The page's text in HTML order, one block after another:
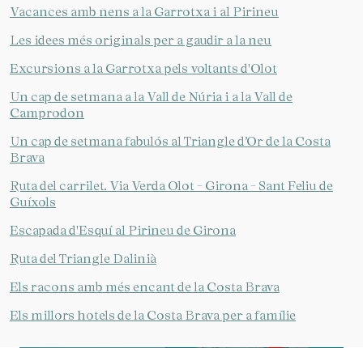
Vacances amb nens a la Garrotxa i al Pirineu
Les idees més originals per a gaudir a la neu
Excursions a la Garrotxa pels voltants d'Olot
Un cap de setmana a la Vall de Núria i a la Vall de
Camprodon
Un cap de setmana fabulós al Triangle d’Or de la Costa
Brava
Ruta del carrilet. Via Verda Olot - Girona - Sant Feliu de
Guíxols
Escapada d'Esquí al Pirineu de Girona
Ruta del Triangle Dalinià
Els racons amb més encant de la Costa Brava
Els millors hotels de la Costa Brava per a famílie